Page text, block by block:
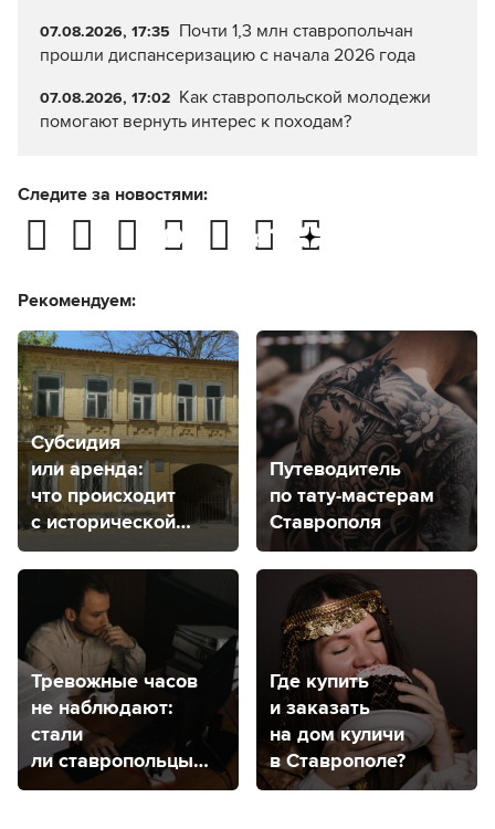
07.08.2026, 17:35 Почти 1,3 млн ставропольчан
прошли диспансеризацию с начала 2026 года
07.08.2026, 17:02 Как ставропольской молодежи
помогают вернуть интерес к походам?
Следите за новостями:
Рекомендуем:
Субсидия
или аренда:
что происходит
с исторической
усадьбой
Венециановых
в Ставрополе?
Путеводитель
по тату-мастерам
Ставрополя
Тревожные часов
не наблюдают:
стали
ли ставропольцы
чаще чувствовать
Где купить
и заказать
на дом куличи
в Ставрополе?